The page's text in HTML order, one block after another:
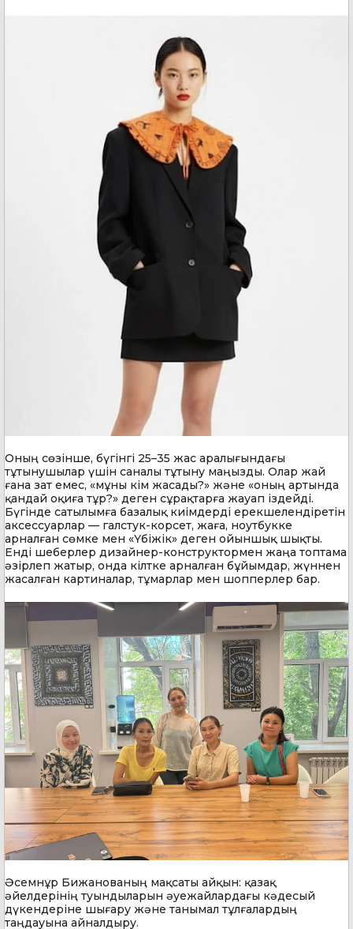
Оның сөзінше, бүгінгі 25–35 жас аралығындағы
тұтынушылар үшін саналы тұтыну маңызды. Олар жай
ғана зат емес, «мұны кім жасады?» және «оның артында
қандай оқиға тұр?» деген сұрақтарға жауап іздейді.
Бүгінде сатылымға базалық киімдерді ерекшелендіретін
аксессуарлар — галстук-корсет, жаға, ноутбукке
арналған сөмке мен «Үбіжік» деген ойыншық шықты.
Енді шеберлер дизайнер-конструктормен жаңа топтама
әзірлеп жатыр, онда кілтке арналған бұйымдар, жүннен
жасалған картиналар, тұмарлар мен шопперлер бар.
Әсемнұр Бижанованың мақсаты айқын: қазақ
әйелдерінің туындыларын әуежайлардағы кәдесый
дүкендеріне шығару және танымал тұлғалардың
таңдауына айналдыру.